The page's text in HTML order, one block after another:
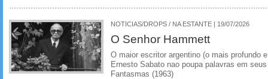
NOTICIAS/DROPS / NA ESTANTE | 19/07/2026
O Senhor Hammett
O maior escritor argentino (o mais profundo
Ernesto Sabato nao poupa palavras em
Fantasmas (1963)